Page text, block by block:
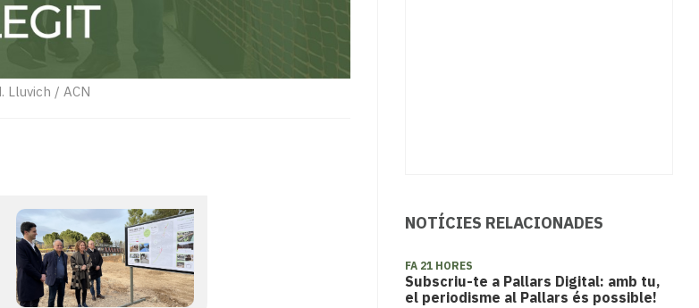
Lluvich / ACN
NOTÍCIES RELACIONADES
FA 21 HORES
Subscriu-te a Pallars Digital: amb tu,
el periodisme al Pallars és possible!